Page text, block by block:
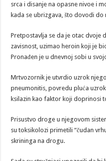
srca i disanje na opasne nivoe i
kada se ubrizgava, što dovodi do
Pretpostavlja se da je otac dvoje
zavisnost, uzimao heroin koji je
Pronađen je u dnevnoj sobi u
Mrtvozornik je utvrdio uzrok
pneumonitis, povredu pluća
ksilazin kao faktor koji doprinosi
Prisustvo droge u njegovom
su toksikolozi primetili “čudan
skrininga na drogu.